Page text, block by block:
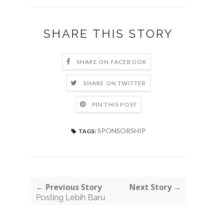
SHARE THIS STORY
SHARE ON FACEBOOK
SHARE ON TWITTER
PIN THIS POST
TAGS: SPONSORSHIP
← Previous Story
Posting Lebih Baru
Next Story →